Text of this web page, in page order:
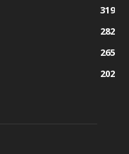
319
282
265
202